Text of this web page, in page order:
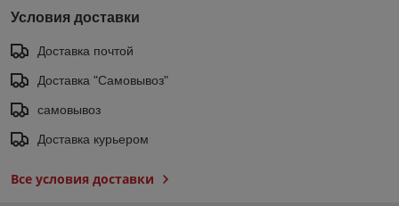
Условия доставки
Доставка почтой
Доставка "Самовывоз"
самовывоз
Доставка курьером
Все условия доставки